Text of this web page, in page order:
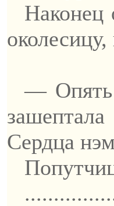
Наконец
— Опять
Сердца